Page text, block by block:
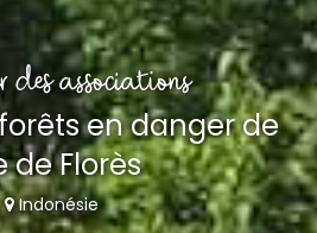
associations
en danger de
de Florès
Indonésie